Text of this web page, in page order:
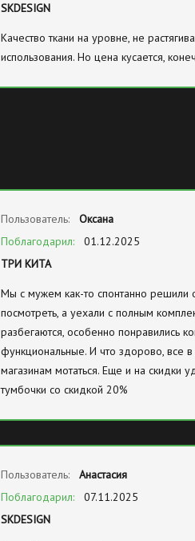
SKDESIGN
Качество ткани на уровне, не
использования. Но цена кусается,
Пользователь:
Оксана
Поблагодарил:
01.12.2025
ТРИ КИТА
Мы с мужем как-то спонтанно решили
посмотреть, а уехали с полным
разбегаются, особенно понравились
функциональные. И что здорово, все
магазинам мотаться. Еще и на скидки
тумбочки со скидкой 20%
Пользователь:
Анастасия
Поблагодарил:
07.11.2025
SKDESIGN